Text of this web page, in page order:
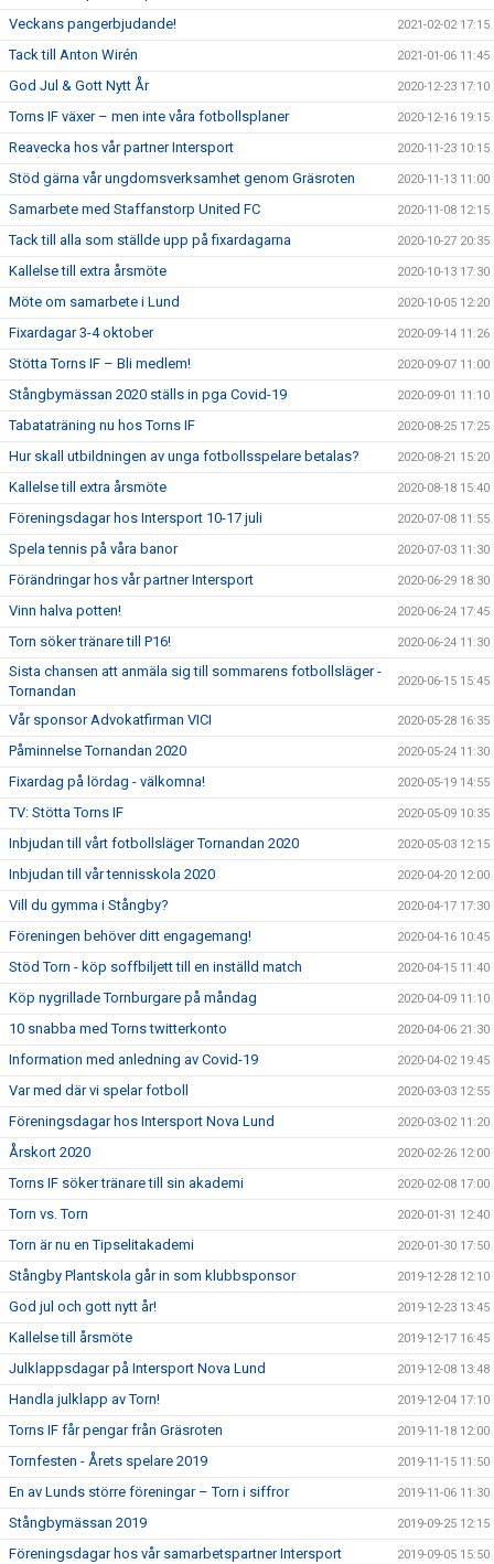
Veckans pangerbjudande! 2021-02-02 17:15
Tack till Anton Wirén 2021-01-06 11:45
God Jul & Gott Nytt År 2020-12-23 17:10
Torns IF växer – men inte våra fotbollsplaner 2020-12-16 19:15
Reavecka hos vår partner Intersport 2020-11-23 10:15
Stöd gärna vår ungdomsverksamhet genom Gräsroten 2020-11-13 11:00
Samarbete med Staffanstorp United FC 2020-11-08 12:15
Tack till alla som ställde upp på fixardagarna 2020-10-27 20:35
Kallelse till extra årsmöte 2020-10-13 17:30
Möte om samarbete i Lund 2020-10-05 12:20
Fixardagar 3-4 oktober 2020-09-14 11:26
Stötta Torns IF – Bli medlem! 2020-09-07 11:00
Stångbymässan 2020 ställs in pga Covid-19 2020-09-01 11:10
Tabataträning nu hos Torns IF 2020-08-25 17:25
Hur skall utbildningen av unga fotbollsspelare betalas? 2020-08-21 15:20
Kallelse till extra årsmöte 2020-08-18 15:40
Föreningsdagar hos Intersport 10-17 juli 2020-07-08 11:55
Spela tennis på våra banor 2020-07-03 11:30
Förändringar hos vår partner Intersport 2020-06-29 18:30
Vinn halva potten! 2020-06-24 17:45
Torn söker tränare till P16! 2020-06-24 11:30
Sista chansen att anmäla sig till sommarens fotbollsläger -
Tornandan
2020-06-15 15:45
Vår sponsor Advokatfirman VICI 2020-05-28 16:35
Påminnelse Tornandan 2020 2020-05-24 11:30
Fixardag på lördag - välkomna! 2020-05-19 14:55
TV: Stötta Torns IF 2020-05-09 10:35
Inbjudan till vårt fotbollsläger Tornandan 2020 2020-05-03 12:15
Inbjudan till vår tennisskola 2020 2020-04-20 12:00
Vill du gymma i Stångby? 2020-04-17 17:30
Föreningen behöver ditt engagemang! 2020-04-16 10:45
Stöd Torn - köp soffbiljett till en inställd match 2020-04-15 11:40
Köp nygrillade Tornburgare på måndag 2020-04-09 11:10
10 snabba med Torns twitterkonto 2020-04-06 21:30
Information med anledning av Covid-19 2020-04-02 19:45
Var med där vi spelar fotboll 2020-03-03 12:55
Föreningsdagar hos Intersport Nova Lund 2020-03-02 11:20
Årskort 2020 2020-02-26 12:00
Torns IF söker tränare till sin akademi 2020-02-08 17:00
Torn vs. Torn 2020-01-31 12:40
Torn är nu en Tipselitakademi 2020-01-30 17:50
Stångby Plantskola går in som klubbsponsor 2019-12-28 12:10
God jul och gott nytt år! 2019-12-23 13:45
Kallelse till årsmöte 2019-12-17 16:45
Julklappsdagar på Intersport Nova Lund 2019-12-08 13:48
Handla julklapp av Torn! 2019-12-04 17:10
Torns IF får pengar från Gräsroten 2019-11-18 12:00
Tornfesten - Årets spelare 2019 2019-11-15 11:50
En av Lunds större föreningar – Torn i siffror 2019-11-06 11:30
Stångbymässan 2019 2019-09-25 12:15
Föreningsdagar hos vår samarbetspartner Intersport 2019-09-05 15:50